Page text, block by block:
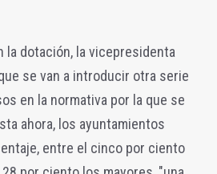
la dotación, la vicepresidenta
se van a introducir otra serie
en la normativa por la que se
ahora, los ayuntamientos
entre el cinco por ciento